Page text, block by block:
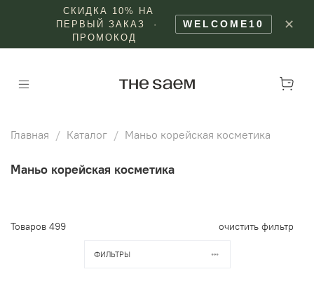
СКИДКА 10% НА
ПЕРВЫЙ ЗАКАЗ ·
ПРОМОКОД
WELCOME10 ✕
Главная Каталог Маньо корейская косметика
Маньо корейская косметика
Товаров 499 очистить фильтр
ФИЛЬТРЫ